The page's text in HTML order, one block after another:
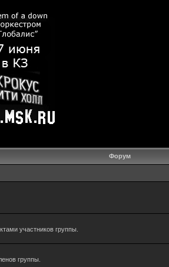
Форум
участников группы.
группы.